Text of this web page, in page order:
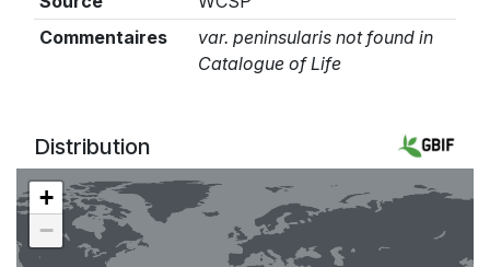
Commentaires
var. peninsularis not found in
Catalogue of Life
Distribution
+
−